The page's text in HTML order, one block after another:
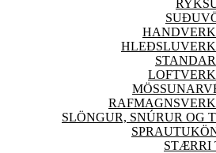
SUÐU
HANDVERK
HLEÐSLUVERK
LOFTVERK
RAFMAGNSVERK
SLÖNGUR, SNÚRUR OG